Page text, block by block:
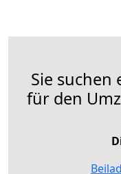
Sie suchen
für den